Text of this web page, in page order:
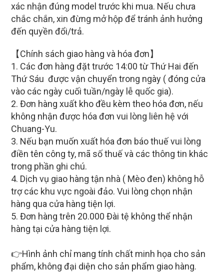
xác nhận đúng model trước khi mua. Nếu chưa
chắc chắn, xin đừng mở hộp để tránh ảnh hưởng
đến quyền đổi/trả.
【Chính sách giao hàng và hóa đơn】
1. Các đơn hàng đặt trước 14:00 từ Thứ Hai đến
Thứ Sáu được vận chuyển trong ngày ( đóng cửa
vào các ngày cuối tuần/ngày lễ quốc gia).
2. Đơn hàng xuất kho đều kèm theo hóa đơn, nếu
không nhận được hóa đơn vui lòng liên hệ với
Chuang-Yu.
3. Nếu bạn muốn xuất hóa đơn báo thuế vui lòng
điền tên công ty, mã số thuế và các thông tin khác
trong phần ghi chú.
4. Dịch vụ giao hàng tận nhà ( Mèo đen) không hỗ
trợ các khu vực ngoài đảo. Vui lòng chọn nhận
hàng qua cửa hàng tiện lợi.
5. Đơn hàng trên 20.000 Đài tệ không thể nhận
hàng tại cửa hàng tiện lợi.
👉Hình ảnh chỉ mang tính chất minh họa cho sản
phẩm, không đại diện cho sản phẩm giao hàng.